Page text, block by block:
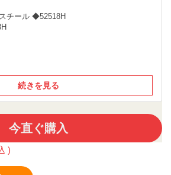
チール ◆52518H
続きを見る
今直ぐ購入
)